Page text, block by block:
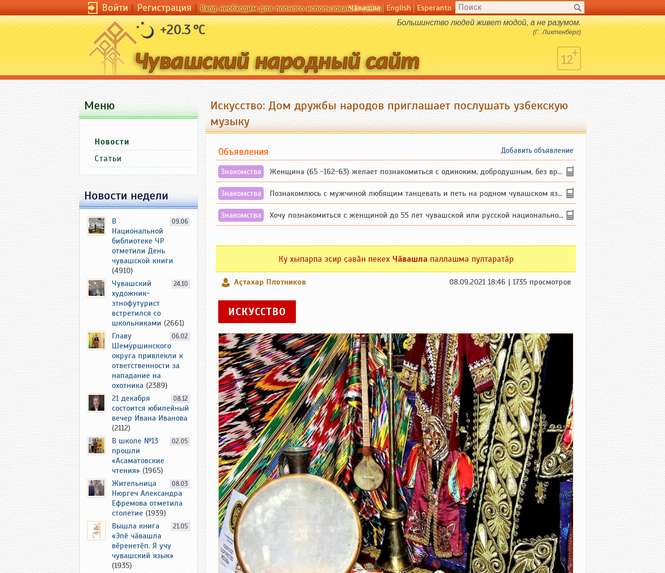
Войти|Регистрация|Вход необходим для полного использования сайта
Чӑвашла English Esperanto
+20.3 °C Большинство людей живет модой, а не разумом.
(Г. Лихтенберг)
Искусство: Дом дружбы народов приглашает послушать узбекскую
музыку
Добавить объявление
Объявления
Знакомства Женщина (65 -162-63) желает познакомиться с одиноким, добродушным, без вредных ...
Знакомства Познакомлюсь с мужчиной любящим танцевать и петь на родном чувашском языке
Знакомства Хочу познакомиться с женщиной до 55 лет чувашской или русской национальности дл...
Ку хыпарпа эсир ҫавӑн пекех Чӑвашла паллашма пултаратӑр
Аçтахар Плотников 08.09.2021 18:46 | 1735 просмотров
ИСКУССТВО
Меню
Новости
Статьи
Новости недели
09.06
В
Национальной
библиотеке ЧР
отметили День
чувашской книги
(4910)
24.10
Чувашский
художник-
этнофутурист
встретился со
школьниками (2661)
06.02
Главу
Шемуршинского
округа привлекли к
ответственности за
нападание на
охотника (2389)
08.12
21 декабря
состоится юбилейный
вечер Ивана Иванова
(2112)
02.05
В школе №13
прошли
«Асаматовские
чтения» (1965)
08.03
Жительница
Нюргеч Александра
Ефремова отметила
столетие (1939)
21.05
Вышла книга
«Эпӗ чӑвашла
вӗренетӗп. Я учу
чувашский язык»
(1935)